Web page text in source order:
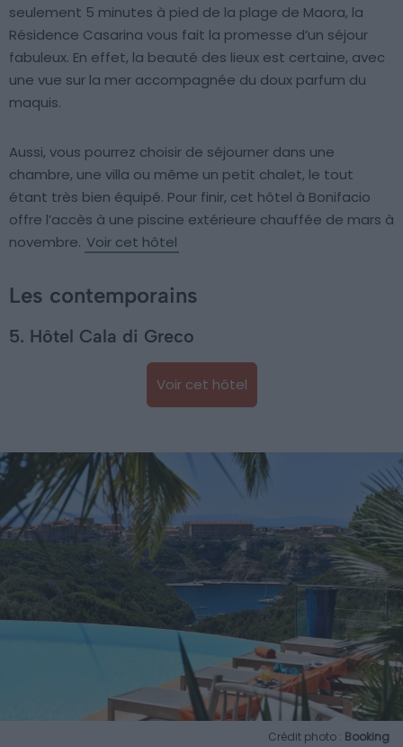
seulement 5 minutes à pied de la plage de Maora, la
Résidence Casarina vous fait la promesse d’un séjour
fabuleux. En effet, la beauté des lieux est certaine, avec
une vue sur la mer accompagnée du doux parfum du
maquis.
Aussi, vous pourrez choisir de séjourner dans une
chambre, une villa ou même un petit chalet, le tout
étant très bien équipé. Pour finir, cet hôtel à Bonifacio
offre l’accès à une piscine extérieure chauffée de mars à
novembre. Voir cet hôtel
Les contemporains
5. Hôtel Cala di Greco
Voir cet hôtel
Crédit photo : Booking